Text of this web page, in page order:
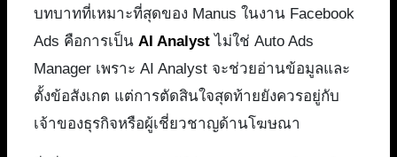
บทบาทที่เหมาะที่สุดของ Manus ในงาน Facebook
Ads คือการเป็น AI Analyst ไม่ใช่ Auto Ads
Manager เพราะ AI Analyst จะช่วยอ่านข้อมูลและ
ตั้งข้อสังเกต แต่การตัดสินใจสุดท้ายยังควรอยู่กับ
เจ้าของธุรกิจหรือผู้เชี่ยวชาญด้านโฆษณา